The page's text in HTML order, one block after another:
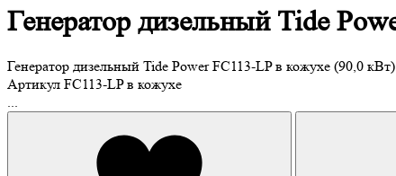
Генератор дизельный Tide
Генератор дизельный Tide Power FC113-LP в кожухе (90,0 кВт)
Артикул FC113-LP в кожухе
...